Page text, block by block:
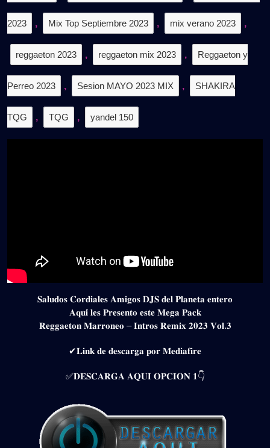
2023 , Mix Top Septiembre 2023 , mix verano 2023 ,
reggaeton 2023 , reggaeton mix 2023 , Reggaeton y
Perreo 2023 , Sesion MAYO 2023 MIX , SHAKIRA
TQG , TQG , yandel 150
𝐒𝐚𝐥𝐮𝐝𝐨𝐬 𝐂𝐨𝐫𝐝𝐢𝐚𝐥𝐞𝐬 𝐀𝐦𝐢𝐠𝐨𝐬 𝐃𝐉𝐒 𝐝𝐞𝐥 𝐏𝐥𝐚𝐧𝐞𝐭𝐚 𝐞𝐧𝐭𝐞𝐫𝐨
𝐀𝐪𝐮𝐢́ 𝐥𝐞𝐬 𝐏𝐫𝐞𝐬𝐞𝐧𝐭𝐨 𝐞𝐬𝐭𝐞 𝐌𝐞𝐠𝐚 𝐏𝐚𝐜𝐤
𝐑𝐞𝐠𝐠𝐚𝐞𝐭𝐨𝐧 𝐌𝐚𝐫𝐫𝐨𝐧𝐞𝐨 – 𝐈𝐧𝐭𝐫𝐨𝐬 𝐑𝐞𝐦𝐢𝐱 𝟐𝟎𝟐𝟑 𝐕𝐨𝐥.𝟑
✔𝐋𝐢𝐧𝐤 𝐝𝐞 𝐝𝐞𝐬𝐜𝐚𝐫𝐠𝐚 𝐩𝐨𝐫 𝐌𝐞𝐝𝐢𝐚𝐟𝐢𝐫𝐞
✅𝐃𝐄𝐒𝐂𝐀𝐑𝐆𝐀 𝐀𝐐𝐔𝐈 𝐎𝐏𝐂𝐈𝐎𝐍 𝟏👇